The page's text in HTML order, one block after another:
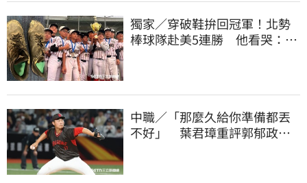
獨家／穿破鞋拚回冠軍！北勢
棒球隊赴美5連勝 他看哭：台
中職／「那麼久給你準備都丟
不好」 葉君璋重評郭郁政對